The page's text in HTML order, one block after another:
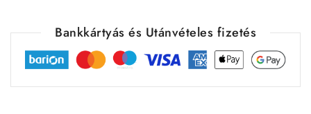
Bankkártyás és Utánvételes fizetés